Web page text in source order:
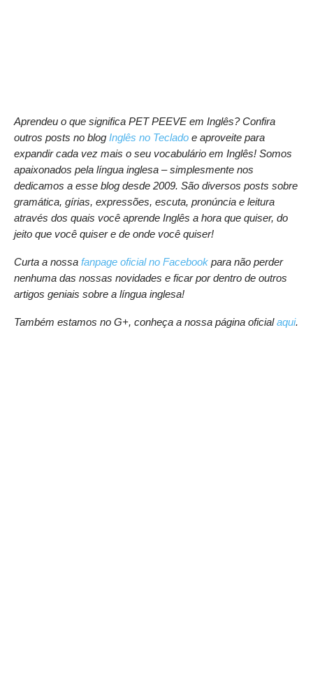
Aprendeu o que significa PET PEEVE em Inglês? Confira
outros posts no blog Inglês no Teclado e aproveite para
expandir cada vez mais o seu vocabulário em Inglês! Somos
apaixonados pela língua inglesa – simplesmente nos
dedicamos a esse blog desde 2009. São diversos posts sobre
gramática, gírias, expressões, escuta, pronúncia e leitura
através dos quais você aprende Inglês a hora que quiser, do
jeito que você quiser e de onde você quiser!
Curta a nossa fanpage oficial no Facebook para não perder
nenhuma das nossas novidades e ficar por dentro de outros
artigos geniais sobre a língua inglesa!
Também estamos no G+, conheça a nossa página oficialaqui.